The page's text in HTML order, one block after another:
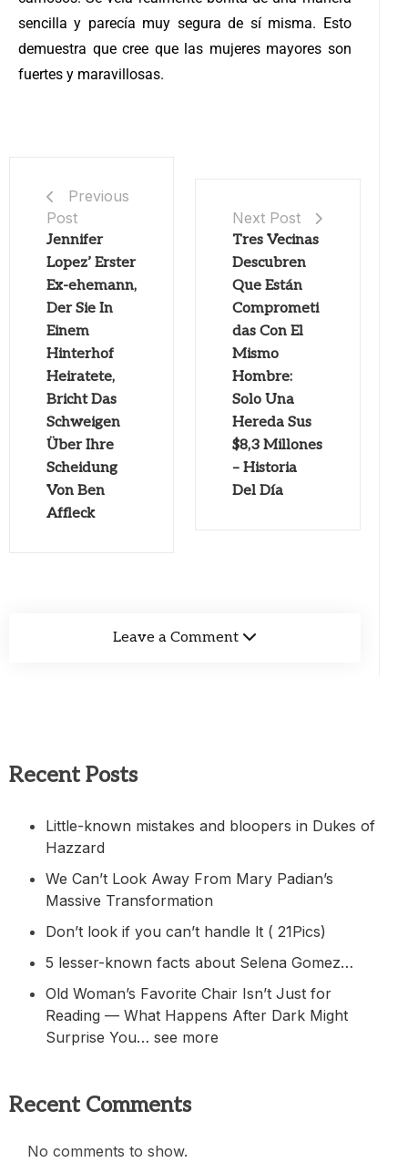
sencilla y parecía muy segura de sí misma. Esto
demuestra que cree que las mujeres mayores son
fuertes y maravillosas.
Previous
Post
Jennifer
Lopez’ Erster
Ex-ehemann,
Der Sie In
Einem
Hinterhof
Heiratete,
Bricht Das
Schweigen
Über Ihre
Scheidung
Von Ben
Affleck
Next Post
Tres Vecinas
Descubren
Que Están
Comprometi
das Con El
Mismo
Hombre:
Solo Una
Hereda Sus
$8,3 Millones
– Historia
Del Día
Leave a Comment
Recent Posts
Little-known mistakes and bloopers in Dukes of
Hazzard
We Can’t Look Away From Mary Padian’s
Massive Transformation
Don’t look if you can’t handle lt ( 21Pics)
5 lesser-known facts about Selena Gomez…
Old Woman’s Favorite Chair Isn’t Just for
Reading — What Happens After Dark Might
Surprise You… see more
Recent Comments
No comments to show.